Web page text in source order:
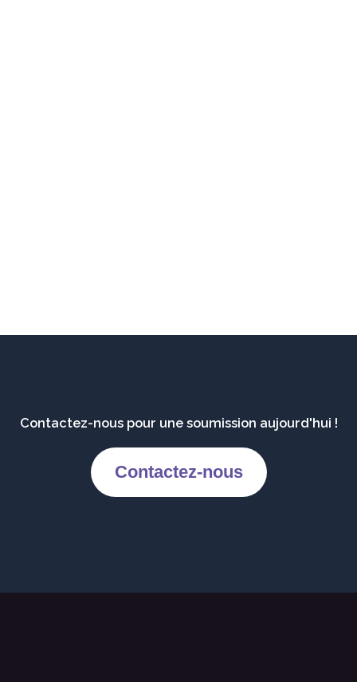
Contactez-nous pour une soumission aujourd'hui !
Contactez-nous